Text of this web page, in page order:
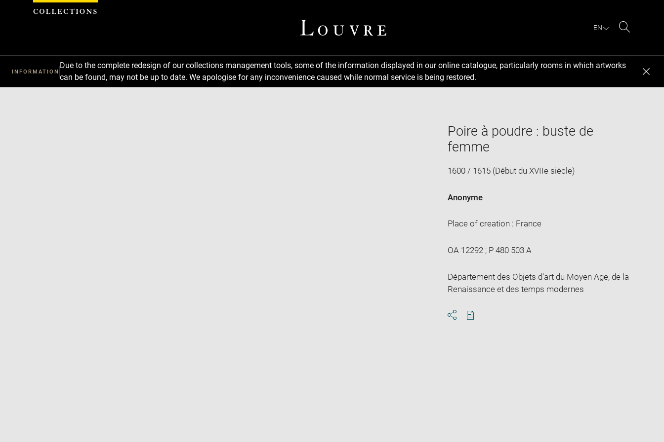
EN
INFORMATION
Due to the complete redesign of our collections management tools, some of the information displayed in our online catalogue, particularly rooms in which artworks
can be found, may not be up to date. We apologise for any inconvenience caused while normal service is being restored.
Poire à poudre : buste de
femme
1600 / 1615 (Début du XVIIe siècle)
Anonyme
Place of creation : France
OA 12292 ; P 480 503 A
Département des Objets d'art du Moyen Age, de la
Renaissance et des temps modernes
Cookies management panel